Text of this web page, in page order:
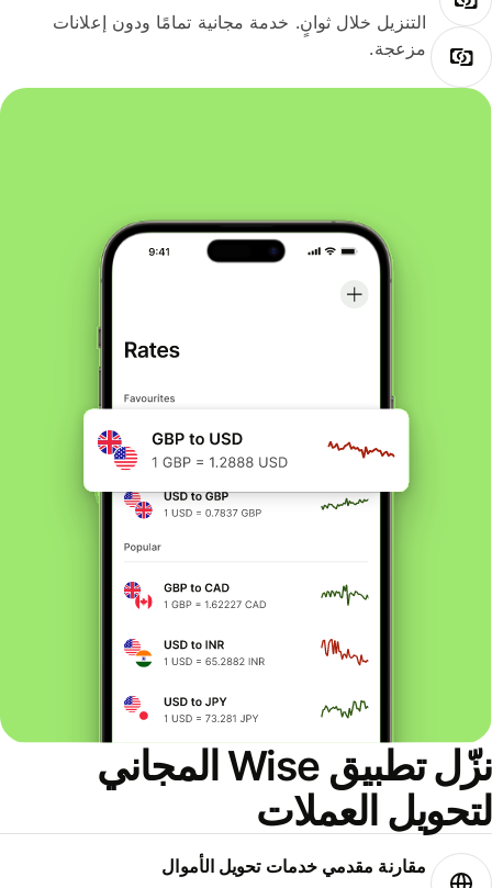
التنزيل خلال ثوانٍ. خدمة مجانية تمامًا ودون إعلانات
مزعجة.
نزّل تطبيق Wise المجاني
العملات
مقارنة مقدمي خدمات تحويل الأموال